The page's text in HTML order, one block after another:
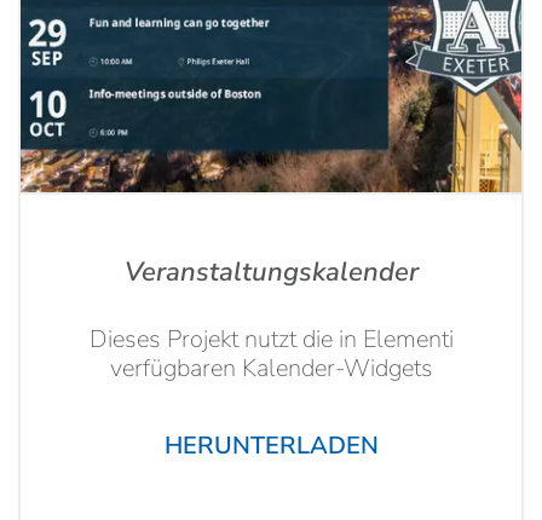
Veranstaltungskalender
Dieses Projekt nutzt die in Elementi
verfügbaren Kalender-Widgets
HERUNTERLADEN